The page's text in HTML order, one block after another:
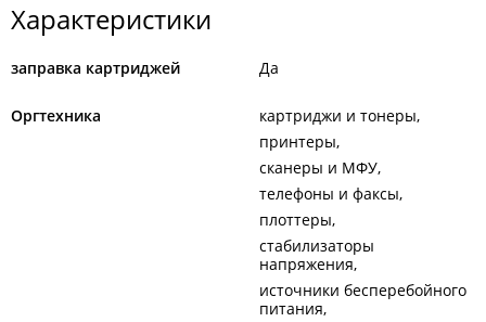
Характеристики
заправка картриджей Да
Оргтехника
картриджи и тонеры
принтеры
сканеры и МФУ
телефоны и факсы
плоттеры
стабилизаторы
напряжения
источники бесперебойного
питания